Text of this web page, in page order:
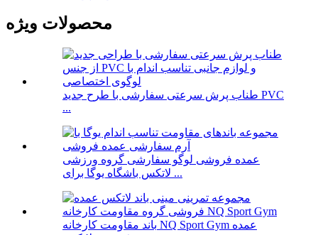
محصولات ویژه
طناب پرش سرعتی سفارشی با طرح جدید PVC
...
عمده فروشی لوگو سفارشی گروه ورزشی
لاتکس باشگاه یوگا برای ...
باند مقاومت کارخانه NQ Sport Gym عمده